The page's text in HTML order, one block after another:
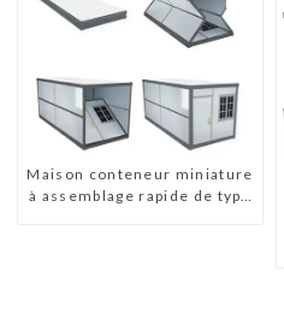
Maison conteneur miniature
à assemblage rapide de type